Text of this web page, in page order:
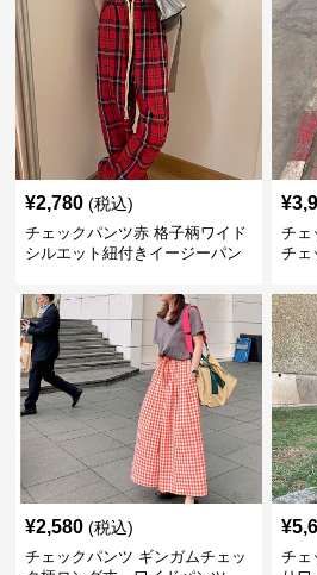
¥2,780 (税込)
チェックパンツ赤 格子柄ワイド
シルエット紐付きイージーパン
¥
チェ
チェ
¥2,580 (税込)
チェックパンツ ギンガムチェッ
¥
チェ